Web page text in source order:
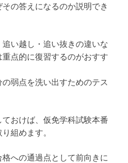
の答えになるのか説明でき
い越し・追い抜きの違いな
点的に復習するのがおすす
弱点を洗い出すためのテス
おけば、仮免学科試験本番
組めます。
への通過点として前向きに